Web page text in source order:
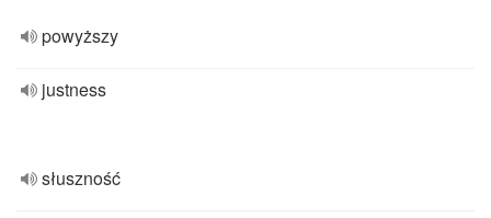
powyższy
justness
słuszność